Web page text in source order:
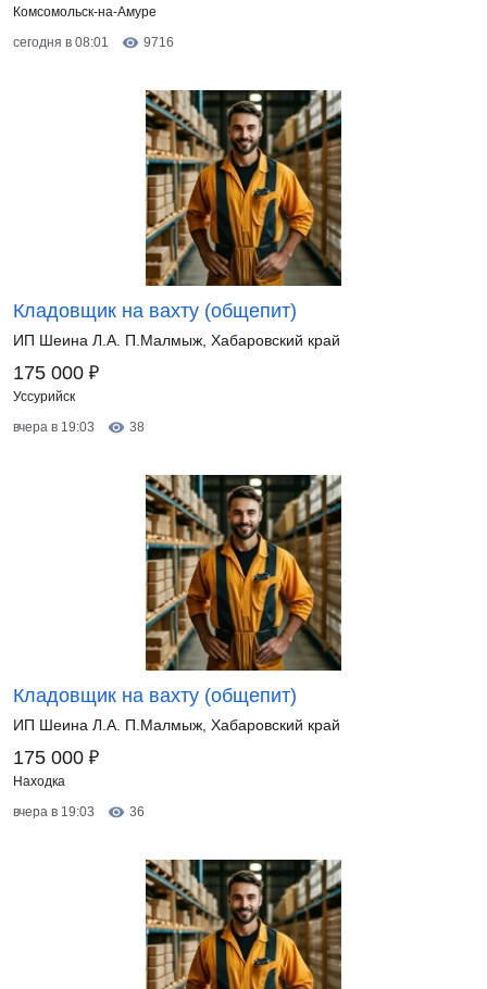
Комсомольск-на-Амуре
сегодня в 08:01
9716
Кладовщик на вахту (общепит)
ИП Шеина Л.А. П.Малмыж, Хабаровский край
175 000 ₽
Уссурийск
вчера в 19:03
38
Кладовщик на вахту (общепит)
ИП Шеина Л.А. П.Малмыж, Хабаровский край
175 000 ₽
Находка
вчера в 19:03
36